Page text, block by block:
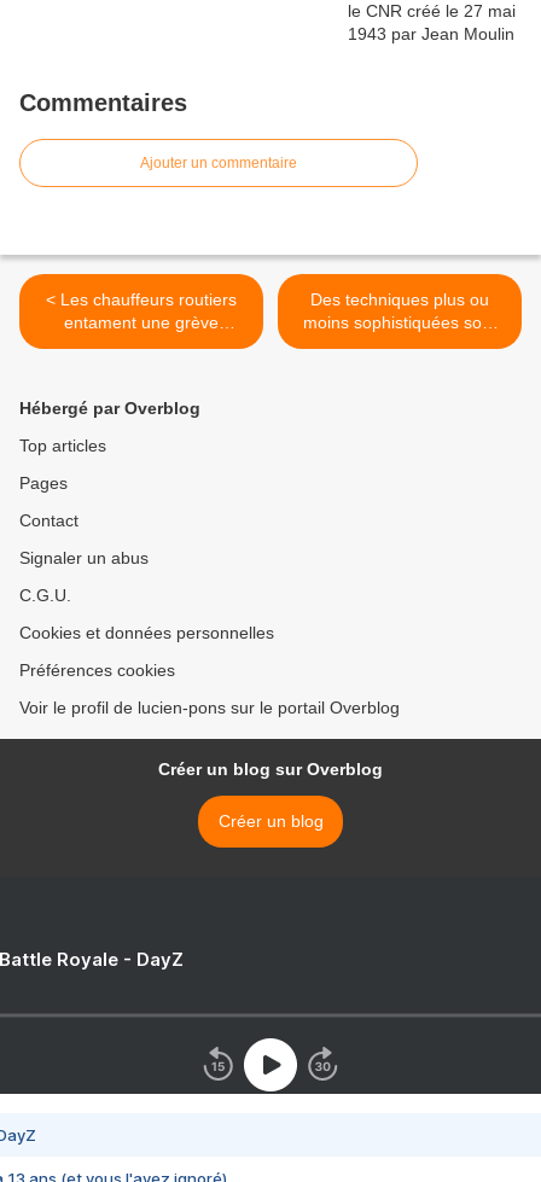
Commentaires
Ajouter un commentaire
< Les chauffeurs routiers
entament une grève
reconductible pour des
Des techniques plus ou
moins sophistiquées sont
mises en place pour
Hébergé par Overblog
Top articles
Pages
Contact
Signaler un abus
C.G.U.
Cookies et données personnelles
Préférences cookies
Voir le profil de lucien-pons sur le portail Overblog
Créer un blog sur Overblog
Créer un blog
Royale - DayZ